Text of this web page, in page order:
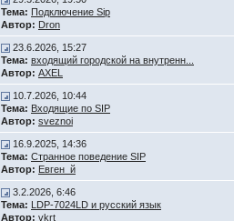
Тема: Подключение Sip
Автор: Dron
23.6.2026, 15:27
Тема: входящий городской на внутренн...
Автор: AXEL
10.7.2026, 10:44
Тема: Входящие по SIP
Автор: sveznoi
16.9.2025, 14:36
Тема: Странное поведение SIP
Автор: Евген_й
3.2.2026, 6:46
Тема: LDP-7024LD и русский язык
Автор: vkrt